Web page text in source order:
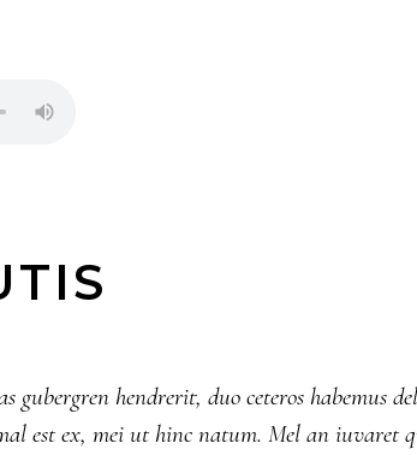
hendrerit, duo ceteros habemus
est ex, mei ut hinc natum. Mel an iuvaret